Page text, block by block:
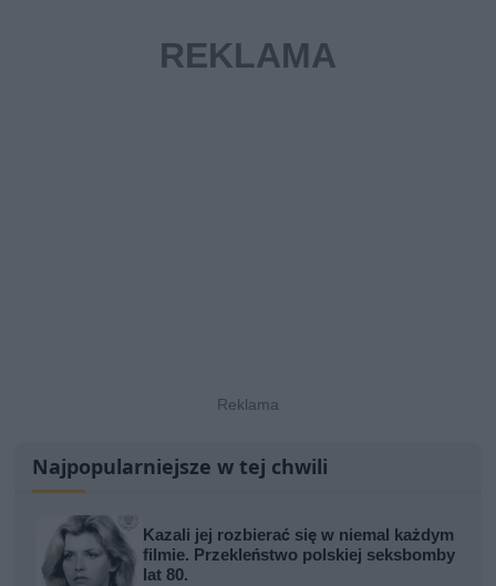
Najpopularniejsze w tej chwili
Kazali jej rozbierać się w niemal każdym
filmie. Przekleństwo polskiej seksbomby
lat 80.